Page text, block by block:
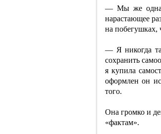
— Мы же одна
нарастающее
на побегушках,
— Я никогда
сохранить
я купила
оформлен он
того.
Она громко и
«фактам».